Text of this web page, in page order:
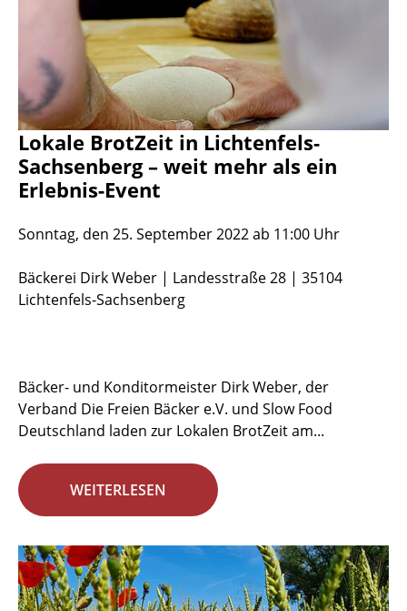
Lokale BrotZeit in Lichtenfels-
Sachsenberg – weit mehr als ein
Erlebnis-Event
Sonntag, den 25. September 2022 ab 11:00 Uhr
Bäckerei Dirk Weber | Landesstraße 28 | 35104
Lichtenfels-Sachsenberg
Bäcker- und Konditormeister Dirk Weber, der
Verband Die Freien Bäcker e.V. und Slow Food
Deutschland laden zur Lokalen BrotZeit am...
WEITERLESEN